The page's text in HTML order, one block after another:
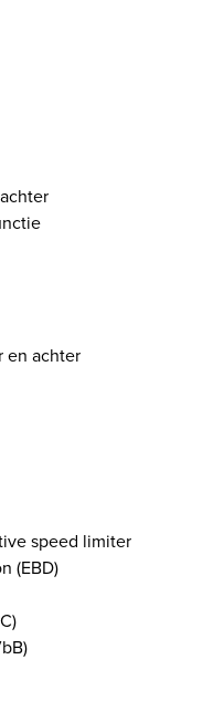
en achter
speed limiter
(EBD)